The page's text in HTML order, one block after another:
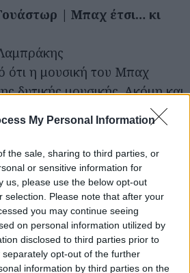
My Personal Information
the sale, sharing to third parties, or
or sensitive information for
us, please use the below opt-out
selection. Please note that after your
you may continue seeing
on personal information utilized by
disclosed to third parties prior to
opt-out of the further
information by third parties on the
| Μπαχ έτσι… κι
ότι η μουσική του Μπαχ
δυτικής μουσικής. Ακόμη και
η ποπ, η ροκ, και η τζαζ,
στον γερμανό συνθέτη, ενώ
μεταγραφές έργων του από
Days ο Αχιλλέας Γουάστωρ
προσωπικό μουσικό
στα Πρελούδια και
τις φόρμες
στοιχεία από τη σύγχρονη,